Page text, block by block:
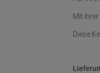
Mit
Diese